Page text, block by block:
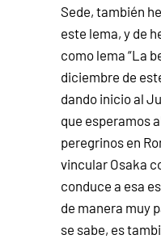
Sede, también
este lema, y ​​de
como lema “La
diciembre de
dando inicio al
que esperamos
peregrinos en
vincular Osaka
conduce a esa
de manera muy
se sabe, es